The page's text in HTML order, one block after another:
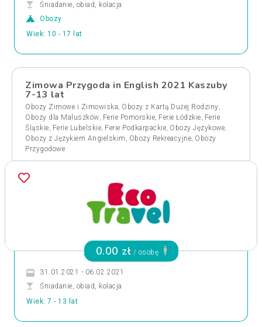
Śniadanie, obiad, kolacja
Obozy
Wiek: 10 - 17 lat
Zimowa Przygoda in English 2021 Kaszuby
7-13 lat
Obozy Zimowe i Zimowiska, Obozy z Kartą Dużej Rodziny,
Obozy dla Maluszków, Ferie Pomorskie, Ferie Łódzkie, Ferie
Śląskie, Ferie Lubelskie, Ferie Podkarpackie, Obozy Językowe,
Obozy z Językiem Angielskim , Obozy Rekreacyjne, Obozy
Przygodowe
0.00 zł / osobę
31.01.2021 - 06.02.2021
Śniadanie, obiad, kolacja
Wiek: 7 - 13 lat